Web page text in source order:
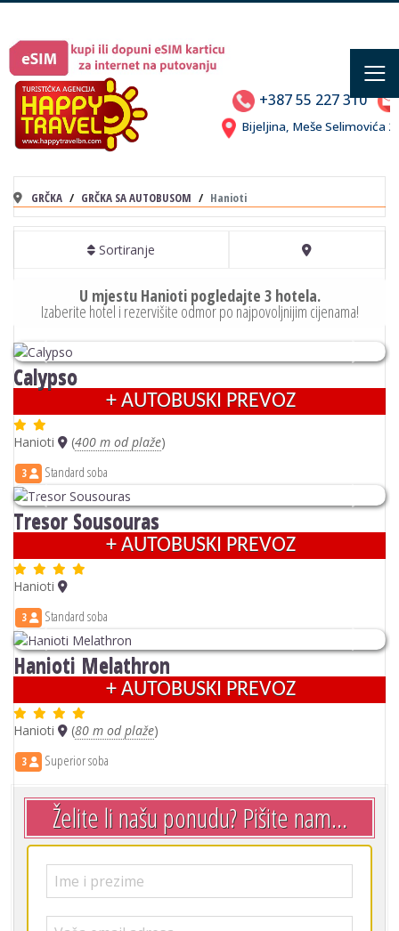
+387 55 227 310
Bijeljina, Meše Selimovića
GRČKA GRČKA SA AUTOBUSOM Hanioti
Sortiranje
U mjestu Hanioti pogledajte 3 hotela.
Izaberite hotel i rezervišite odmor po najpovoljnijim cijenama!
Previous Next
Calypso
+ AUTOBUSKI PREVOZ
Hanioti (400 m od plaže)
3 Standard soba
Previous Next
Tresor Sousouras
+ AUTOBUSKI PREVOZ
Hanioti
3 Standard soba
Previous Next
Hanioti Melathron
+ AUTOBUSKI PREVOZ
Hanioti (80 m od plaže)
3 Superior soba
Želite li našu ponudu? Pišite nam...
≡